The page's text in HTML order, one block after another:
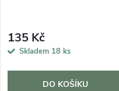
135 Kč
Skladem 18 ks
DO KOŠÍKU